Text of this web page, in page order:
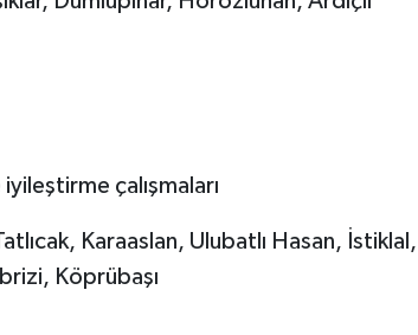
iyileştirme çalışmaları
Karaaslan, Ulubatlı Hasan, İstiklal,
Köprübaşı